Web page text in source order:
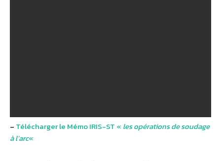
– Télécharger le Mémo IRIS-ST « les opérations de soudage
à l’arc«